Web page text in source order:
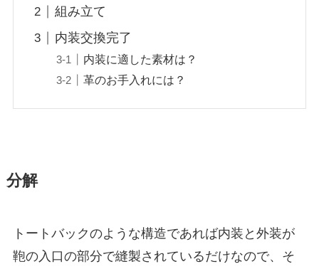
組み立て
内装交換完了
内装に適した素材は？
革のお手入れには？
分解
トートバックのような構造であれば内装と外装が
鞄の入口の部分で縫製されているだけなので、そ